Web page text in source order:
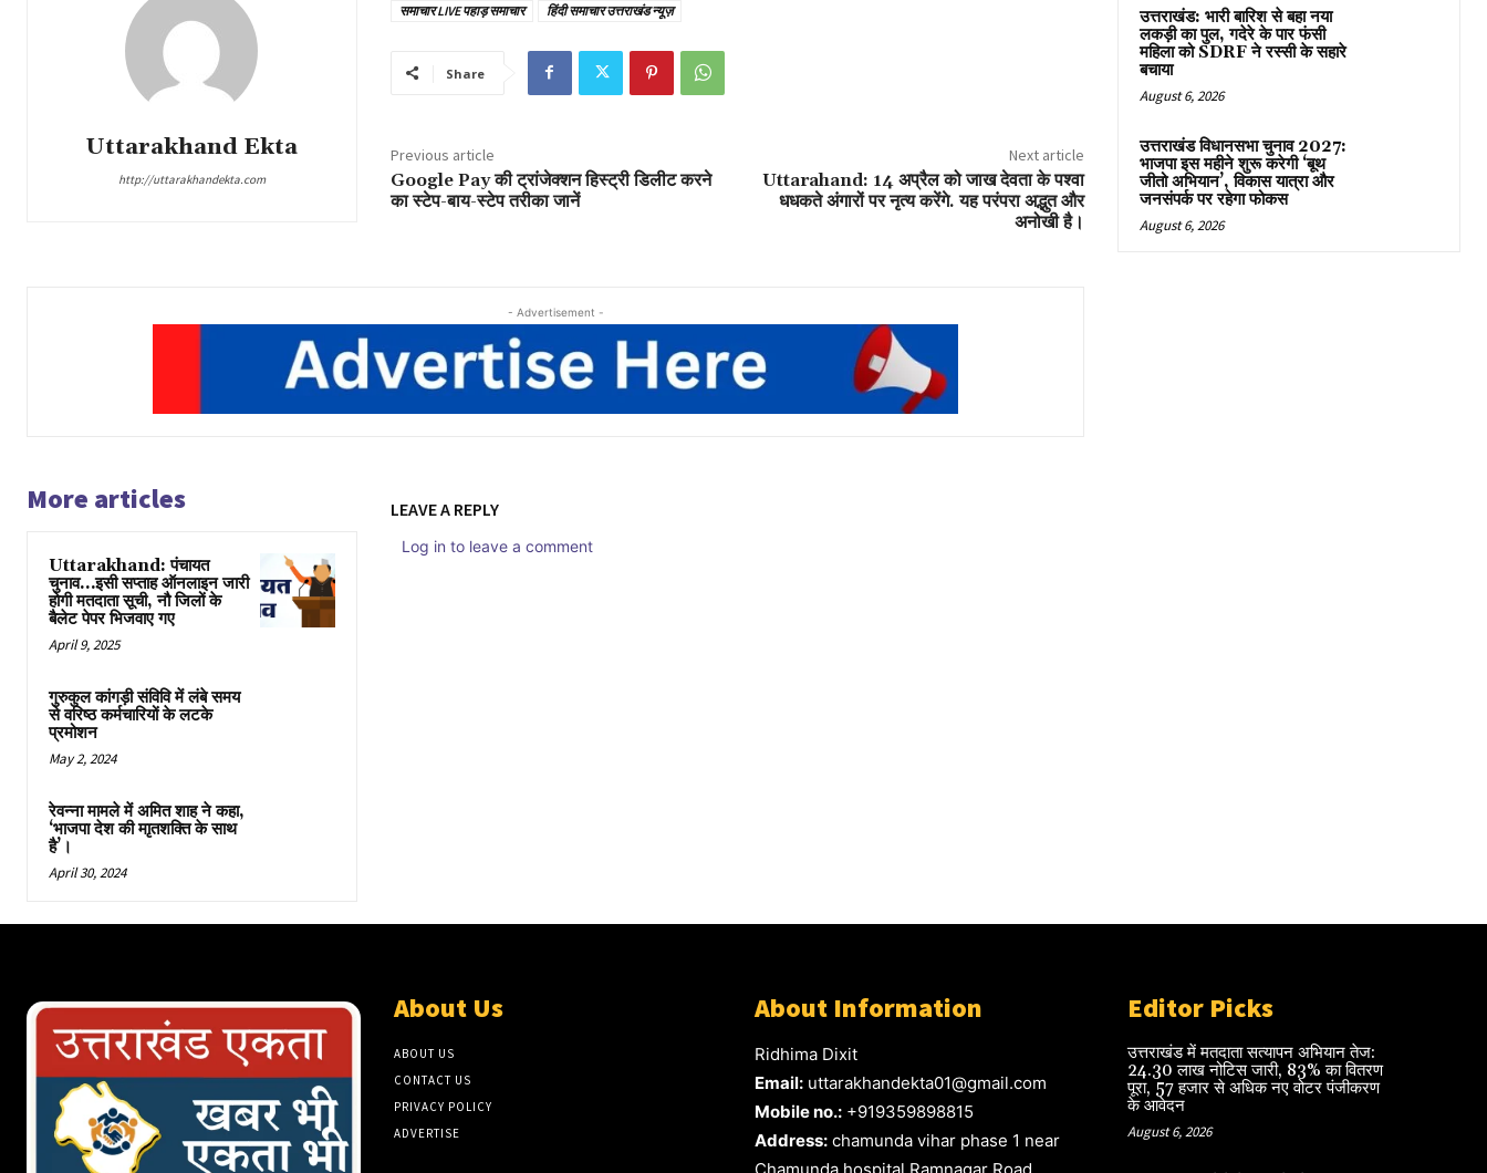
Uttarakhand Ekta
http://uttarakhandekta.com
समाचार LIVE पहाड़ समाचार
हिंदी समाचार उत्तराखंड न्यूज़
Share
Previous article
Google Pay की ट्रांजेक्शन हिस्ट्री डिलीट करने
का स्टेप-बाय-स्टेप तरीका जानें
Next article
Uttarahand: 14 अप्रैल को जाख देवता के पश्वा
धधकते अंगारों पर नृत्य करेंगे. यह परंपरा अद्भुत और
अनोखी है।
- Advertisement -
More articles
Uttarakhand: पंचायत
चुनाव…इसी सप्ताह ऑनलाइन जारी
होगी मतदाता सूची, नौ जिलों के
बैलेट पेपर भिजवाए गए
April 9, 2025
गुरुकुल कांगड़ी संविवि में लंबे समय
से वरिष्ठ कर्मचारियों के लटके
प्रमोशन
May 2, 2024
रेवन्ना मामले में अमित शाह ने कहा,
‘भाजपा देश की माृतशक्ति के साथ
है’।
April 30, 2024
LEAVE A REPLY
Log in to leave a comment
उत्तराखंड: भारी बारिश से बहा नया
लकड़ी का पुल, गदेरे के पार फंसी
महिला को SDRF ने रस्सी के सहारे
बचाया
August 6, 2026
उत्तराखंड विधानसभा चुनाव 2027:
भाजपा इस महीने शुरू करेगी ‘बूथ
जीतो अभियान’, विकास यात्रा और
जनसंपर्क पर रहेगा फोकस
August 6, 2026
About Us
ABOUT US
CONTACT US
PRIVACY POLICY
ADVERTISE
About Information
Ridhima Dixit
Email: uttarakhandekta01@gmail.com
Mobile no.: +919359898815
Address: chamunda vihar phase 1 near
Chamunda hospital Ramnagar Road
Editor Picks
उत्तराखंड में मतदाता सत्यापन अभियान तेज:
24.30 लाख नोटिस जारी, 83% का वितरण
पूरा, 57 हजार से अधिक नए वोटर पंजीकरण
के आवेदन
August 6, 2026